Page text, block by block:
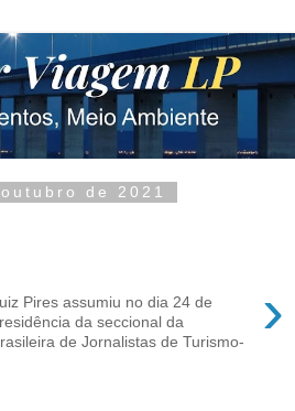
de 2021
›
Pires assumiu no dia 24 de
da seccional da
de Jornalistas de Turismo-